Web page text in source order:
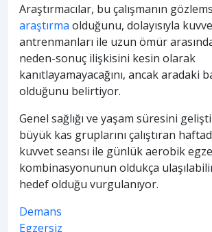
Araştırmacılar, bu çalışmanın
araştırma olduğunu, dolayısıyla
antrenmanları ile uzun ömür
neden-sonuç ilişkisini kesin olarak
kanıtlayamayacağını, ancak aradaki
olduğunu belirtiyor.
Genel sağlığı ve yaşam süresini
büyük kas gruplarını çalıştıran
kuvvet seansı ile günlük aerobik
kombinasyonunun oldukça
hedef olduğu vurgulanıyor.
Demans
Egzersiz